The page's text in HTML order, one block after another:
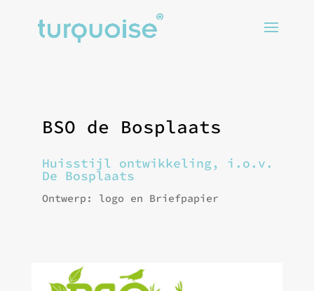
BSO de Bosplaats
Huisstijl ontwikkeling, i.o.v.
De Bosplaats
Ontwerp: logo en Briefpapier